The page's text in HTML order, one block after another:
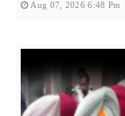
Aug 07, 2026 6:48 Pm